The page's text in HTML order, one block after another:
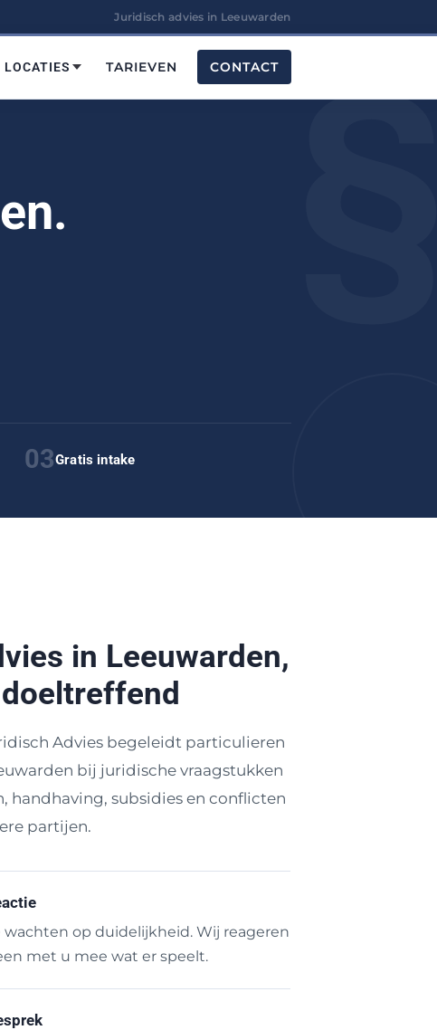
Juridisch advies in Leeuwarden
LOCATIES TARIEVEN CONTACT
03Gratis intake
in Leeuwarden,
Advies begeleidt particulieren
bij juridische vraagstukken
handhaving, subsidies en conflicten
partijen.
op duidelijkheid. Wij reageren
met u mee wat er speelt.